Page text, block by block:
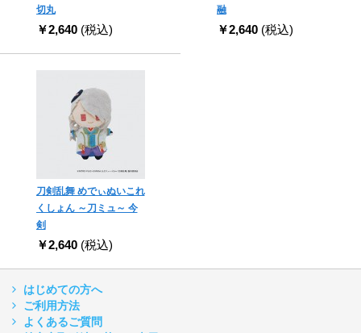
切丸
￥2,640 (税込)
融
￥2,640 (税込)
刀剣乱舞 めでぃぬいこれ
くしょん ～刀ミュ～ 今
剣
￥2,640 (税込)
はじめての方へ
ご利用方法
よくあるご質問